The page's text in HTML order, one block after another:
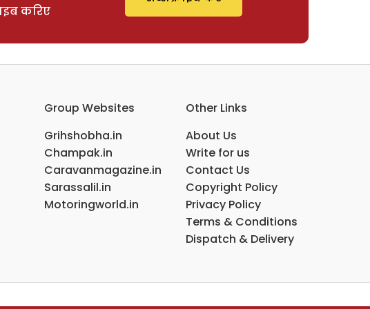
करिए
Group Websites
Grihshobha.in
Champak.in
Caravanmagazine.in
Sarassalil.in
Motoringworld.in
Other Links
About Us
Write for us
Contact Us
Copyright Policy
Privacy Policy
Terms & Conditions
Dispatch & Delivery